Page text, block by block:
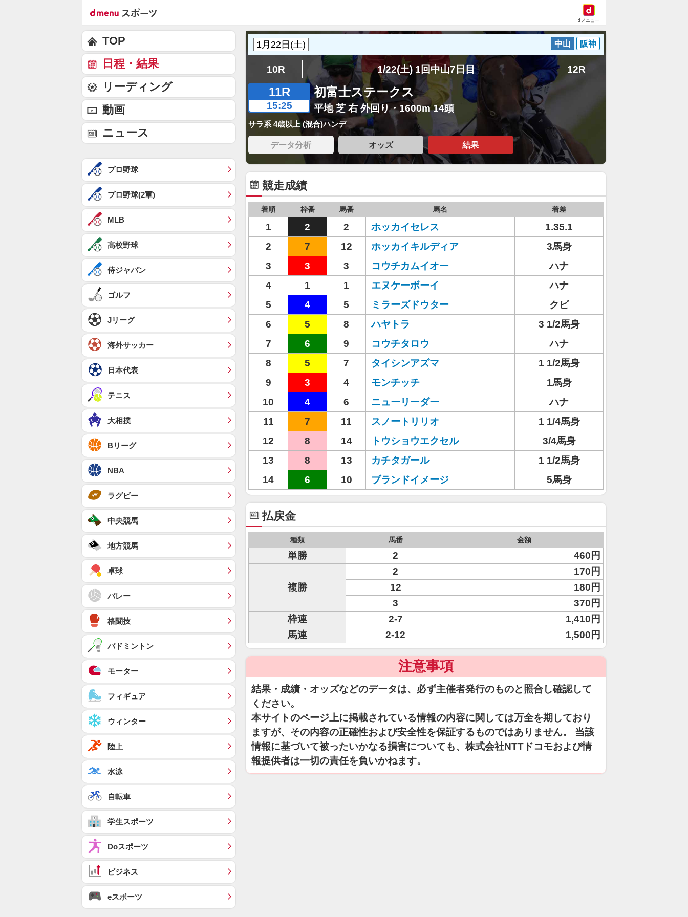
dメニュー
中山 阪神
10R 1/22(土) 1回中山7日目 12R
11R
15:25
初富士ステークス
平地 芝 右 外回り・1600m 14頭
サラ系 4歳以上 (混合)ハンデ
データ分析 オッズ 結果
競走成績
着順 枠番 馬番 馬名 着差
1 2 2 ホッカイセレス
1.35.1
2
7 12 ホッカイキルディア
3馬身
3
3 3 コウチカムイオー
ハナ
4
1 1 エヌケーボーイ
ハナ
5
4 5 ミラーズドウター
クビ
6
5 8 ハヤトラ
3 1/2馬身
7
6 9 コウチタロウ
ハナ
8
5 7 タイシンアズマ
1 1/2馬身
9
3 4 モンチッチ
1馬身
10
4 6 ニューリーダー
ハナ
11
7 11 スノートリリオ
1 1/4馬身
12
8 14 トウショウエクセル
3/4馬身
13
8 13 カチタガール
1 1/2馬身
14
6 10 ブランドイメージ 5馬身
払戻金
種類 馬番 金額
単勝 2 460円
複勝
2
170円
12
180円
3
370円
枠連
2-7
1,410円
馬連
2-12 1,500円
注意事項
結果・成績・オッズなどのデータは、必ず主催者発行のものと照合し確認して
ください。
本サイトのページ上に掲載されている情報の内容に関しては万全を期しており
ますが、その内容の正確性および安全性を保証するものではありません。 当該
情報に基づいて被ったいかなる損害についても、株式会社NTTドコモおよび情
報提供者は一切の責任を負いかねます。
TOP
日程・結果
リーディング
動画
ニュース
プロ野球
プロ野球(2軍)
MLB
高校野球
侍ジャパン
ゴルフ
Jリーグ
海外サッカー
日本代表
テニス
大相撲
Bリーグ
NBA
ラグビー
中央競馬
地方競馬
卓球
バレー
格闘技
バドミントン
モーター
フィギュア
ウィンター
陸上
水泳
自転車
学生スポーツ
Doスポーツ
ビジネス
eスポーツ